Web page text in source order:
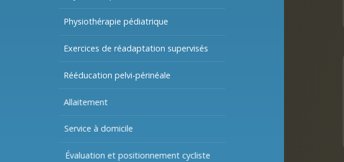
Physiothérapie pédiatrique
Exercices de réadaptation supervisés
Rééducation pelvi-périnéale
Allaitement
Service à domicile
Évaluation et positionnement cycliste